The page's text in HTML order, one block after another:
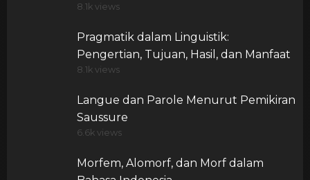
8.1k views
Pragmatik dalam Linguistik:
Pengertian, Tujuan, Hasil, dan Manfaat
8.1k views
Langue dan Parole Menurut Pemikiran
Saussure
6.6k views
Morfem, Alomorf, dan Morf dalam